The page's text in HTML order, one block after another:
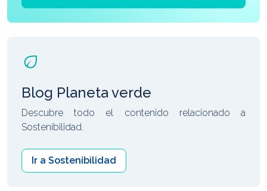
Blog Planeta verde
Descubre todo el contenido relacionado a
Sostenibilidad.
Ir a Sostenibilidad